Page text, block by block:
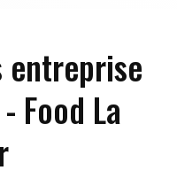
entreprise
Food La